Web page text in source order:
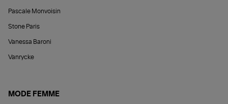
Pascale Monvoisin
Stone Paris
Vanessa Baroni
Vanrycke
MODE FEMME